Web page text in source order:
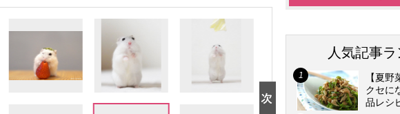
人気記事
【夏
クセに
品レシ